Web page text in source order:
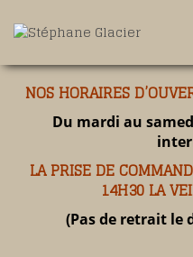
NOS HORAIRES
Du mardi au
LA PRISE DE
14H30 LA
(Pas de retrait le